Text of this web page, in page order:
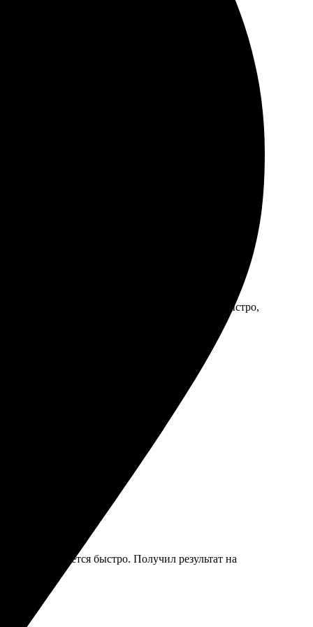
загрузила изображения, выбрала формат и
смотрятся прекрасно, яркие, насыщенные.
Фото пришли в хорошем качестве, упаковка
легко разобраться. Картинки пришли быстро,
всё делается быстро. Получил результат на